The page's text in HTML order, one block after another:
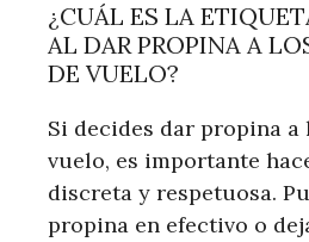
¿CUÁL ES LA
AL DAR PROPINA A
DE VUELO?
Si decides dar propina a
vuelo, es importante
discreta y respetuosa.
propina en efectivo o